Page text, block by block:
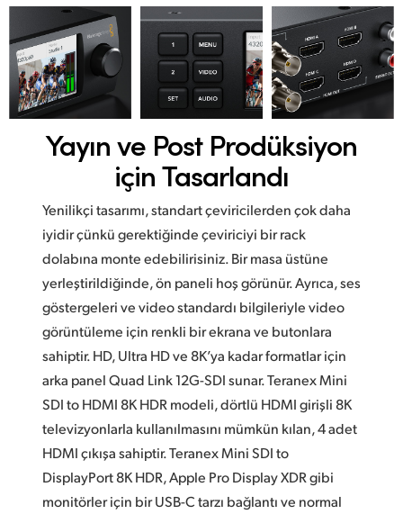
Yayın ve Post Prodüksiyon
için Tasarlandı
Yenilikçi tasarımı, standart çeviricilerden çok daha
iyidir çünkü gerektiğinde çeviriciyi bir rack
dolabına monte edebilirisiniz. Bir masa üstüne
yerleştirildiğinde, ön paneli hoş görünür. Ayrıca, ses
göstergeleri ve video standardı bilgileriyle video
görüntüleme için renkli bir ekrana ve butonlara
sahiptir. HD, Ultra HD ve 8K’ya kadar formatlar için
arka panel Quad Link 12G-SDI sunar. Teranex Mini
SDI to HDMI 8K HDR modeli, dörtlü HDMI girişli 8K
televizyonlarla kullanılmasını mümkün kılan, 4 adet
HDMI çıkışa sahiptir. Teranex Mini SDI to
DisplayPort 8K HDR, Apple Pro Display XDR gibi
monitörler için bir USB-C tarzı bağlantı ve normal